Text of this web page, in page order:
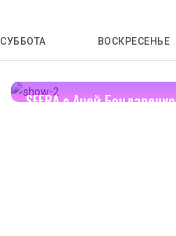
СУББОТА ВОСКРЕСЕНЬЕ
SFERA с Аней Бондаренко